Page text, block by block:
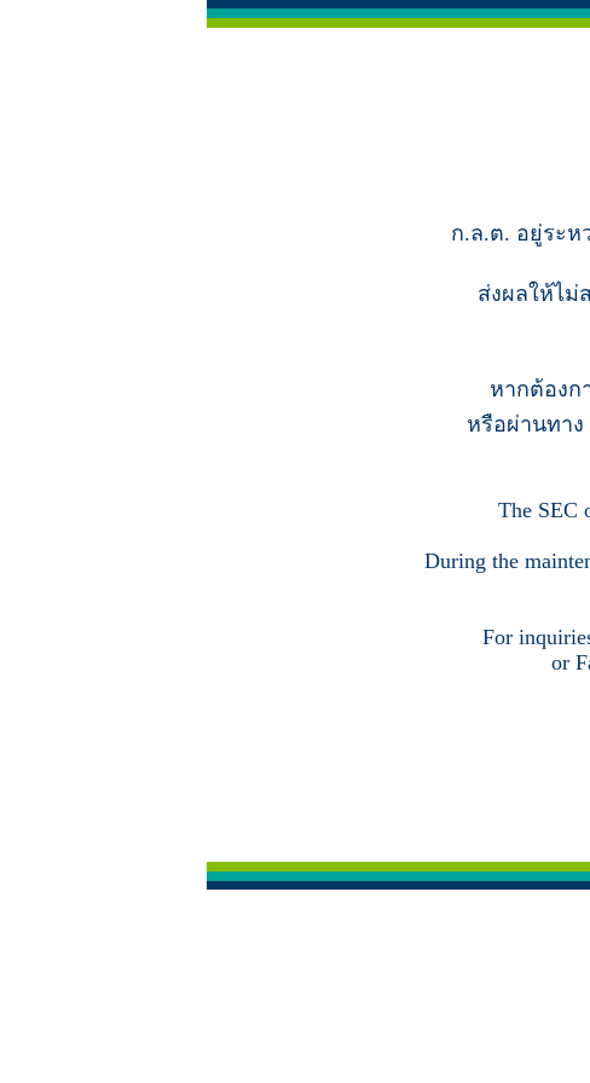
ก.ล.ต. อยู่ระห
ส่งผลให้ไม่
หากต้องก
หรือผ่านทาง
The SEC
During the
For
or